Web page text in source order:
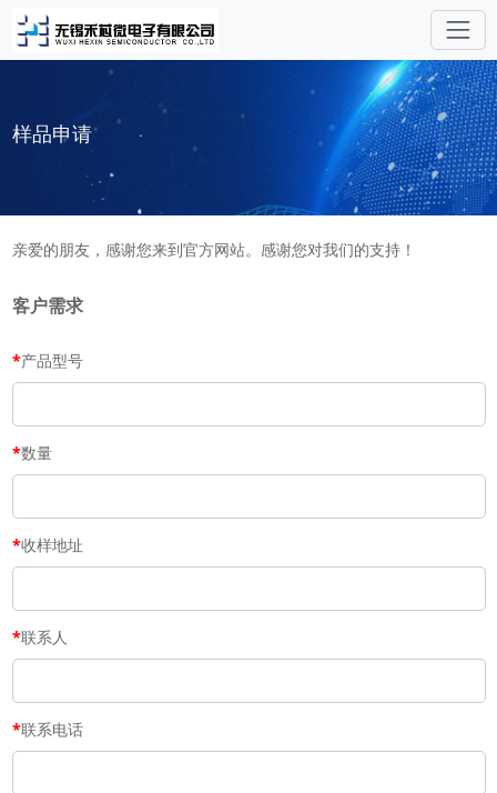
样品申请
亲爱的朋友，感谢您来到官方网站。感谢您对我们的支持！
客户需求
*产品型号
*数量
*收样地址
*联系人
*联系电话